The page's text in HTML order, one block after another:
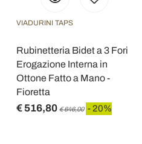
VIADURINI TAPS
Rubinetteria Bidet a 3 Fori
Erogazione Interna in
Ottone Fatto a Mano -
Fioretta
€ 516,80 € 646,00 - 20%